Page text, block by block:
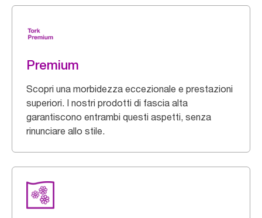
Premium
Scopri una morbidezza eccezionale e prestazioni
superiori. I nostri prodotti di fascia alta
garantiscono entrambi questi aspetti, senza
rinunciare allo stile.